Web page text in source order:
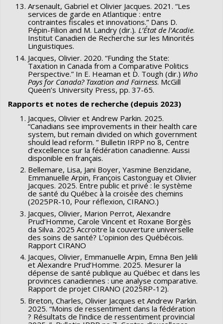
Arsenault, Gabriel et Olivier Jacques. 2021. “Les
services de garde en Atlantique : entre
contraintes fiscales et innovations.” Dans D.
Pépin-Filion and M. Landry (dir.). L’État de l’Acadie.
Institut Canadien de Recherche sur les Minorités
Linguistiques.
Jacques, Olivier. 2020. “Funding the State:
Taxation in Canada from a Comparative Politics
Perspective.” In E. Heaman et D. Tough (dir.) Who
Pays for Canada? Taxation and Fairness. McGill
Queen’s University Press, pp. 37-65.
Rapports et notes de recherche (depuis 2023)
Jacques, Olivier et Andrew Parkin. 2025.
“Canadians see improvements in their health care
system, but remain divided on which government
should lead reform. ” Bulletin IRPP no 8, Centre
d’excellence sur la fédération canadienne. Aussi
disponible en français.
Bellemare, Lisa, Jani Boyer, Yasmine Benzidane,
Emmanuelle Arpin, François Castonguay et Olivier
Jacques. 2025. Entre public et privé : le système
de santé du Québec à la croisée des chemins
(2025PR-10, Pour réflexion, CIRANO.)
Jacques, Olivier, Marion Perrot, Alexandre
Prud’Homme, Carole Vincent et Roxane Borgès
da Silva. 2025 Accroitre la couverture universelle
des soins de santé? L’opinion des Québécois.
Rapport CIRANO
Jacques, Olivier, Emmanuelle Arpin, Emna Ben Jelili
et Alexandre Prud’Homme. 2025. Mesurer la
dépense de santé publique au Québec et dans les
provinces canadiennes : une analyse comparative.
Rapport de projet CIRANO (2025RP-12).
Breton, Charles, Olivier Jacques et Andrew Parkin.
2025. “Moins de ressentiment dans la fédération
? Résultats de l’indice de ressentiment provincial